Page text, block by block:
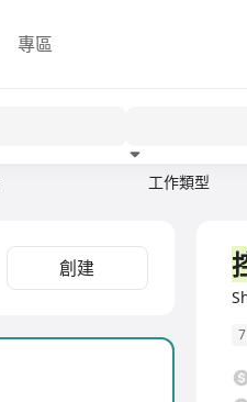
專區
工作類型
創建